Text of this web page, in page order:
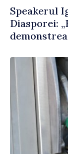
Speakerul
Diasporei:
parte a